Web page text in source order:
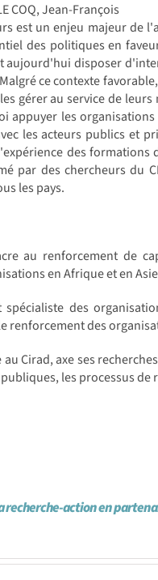
COQ, Jean-François
est un enjeu majeur de
des politiques en
aujourd'hui disposer
ce contexte
gérer au service de
appuyer les
les acteurs publics et
des
par des chercheurs du
les pays.
au renforcement de
en Afrique et en
spécialiste des
renforcement des
Cirad, axe ses
les processus de
recherche-action en